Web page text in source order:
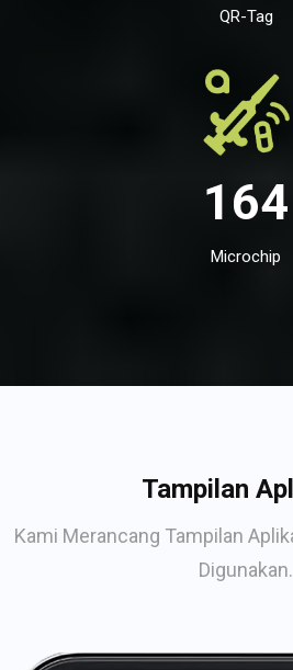
QR-Tag
164
Microchip
Tampilan
Kami Merancang Tampilan
Digunakan.